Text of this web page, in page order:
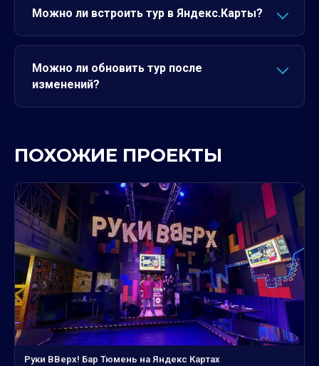
Можно ли встроить тур в Яндекс.Карты?
Можно ли обновить тур после
изменений?
ПОХОЖИЕ ПРОЕКТЫ
Руки ВВерх! Бар Тюмень на Яндекс Картах